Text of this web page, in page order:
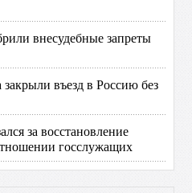
внесудебные запреты
въезд в Россию без
за восстановление
госслужащих